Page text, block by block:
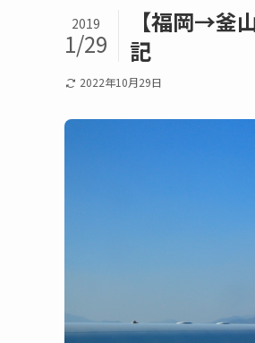
【福岡→釜
記
2019
1/29
2022年10月29日